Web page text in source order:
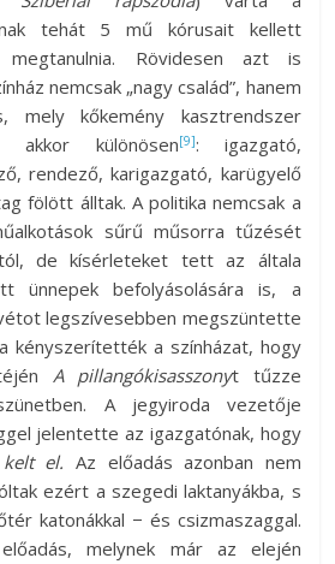
tehát 5 mű kórusait kellett
Rövidesen azt is
nemcsak „nagy család”, hanem
mely kőkemény kasztrendszer
akkor különösen[9]: igazgató,
rendező, karigazgató, karügyelő
fölött álltak. A politika nemcsak a
sűrű műsorra tűzését
de kísérleteket tett az általa
ünnepek befolyásolására is, a
legszívesebben megszüntette
kényszerítették a színházat, hogy
A pillangókisasszonyt tűzze
A jegyiroda vezetője
jelentette az igazgatónak, hogy
kelt el.Az előadás azonban nem
ezért a szegedi laktanyákba, s
katonákkal − és csizmaszaggal.
melynek már az elején